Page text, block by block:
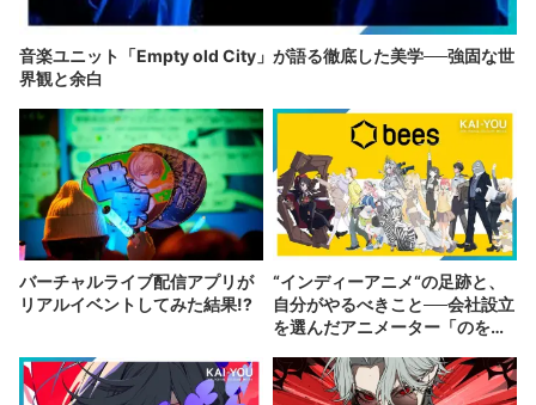
音楽ユニット「Empty old City」が語る徹底した美学──強固な世
界観と余白
バーチャルライブ配信アプリが
リアルイベントしてみた結果!?
“インディーアニメ“の足跡と、
自分がやるべきこと──会社設立
を選んだアニメーター「のを